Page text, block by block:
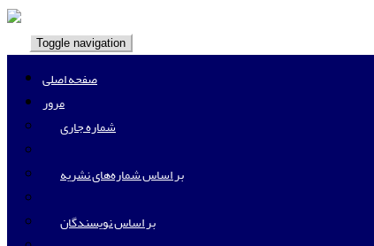
Toggle navigation
صفحه اصلی
مرور
شماره جاری
بر اساس شماره‌های نشریه
بر اساس نویسندگان